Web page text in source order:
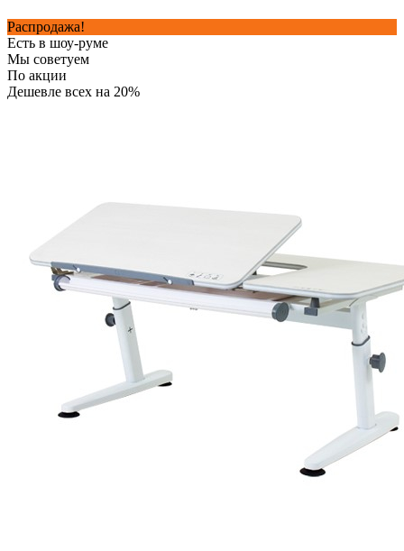
Распродажа!
Есть в шоу-руме
Мы советуем
По акции
Дешевле всех на 20%